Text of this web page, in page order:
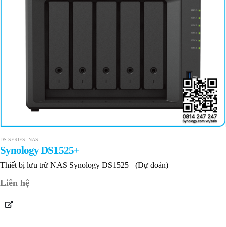
DS SERIES NAS
Synology DS1525+
Thiết bị lưu trữ NAS Synology DS1525+ (Dự đoán)
Liên hệ